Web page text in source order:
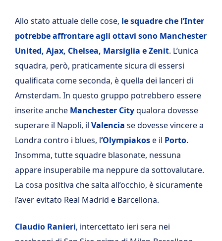
Allo stato attuale delle cose, le squadre che l’Inter
potrebbe affrontare agli ottavi sono Manchester
United, Ajax, Chelsea, Marsiglia e Zenit. L’unica
squadra, però, praticamente sicura di essersi
qualificata come seconda, è quella dei lanceri di
Amsterdam. In questo gruppo potrebbero essere
inserite anche Manchester Cityqualora dovesse
superare il Napoli, il Valencia se dovesse vincere a
Londra contro i blues, l‘Olympiakose il Porto.
Insomma, tutte squadre blasonate, nessuna
appare insuperabile ma neppure da sottovalutare.
La cosa positiva che salta all’occhio, è sicuramente
l’aver evitato Real Madrid e Barcellona.
Claudio Ranieri, intercettato ieri sera nei